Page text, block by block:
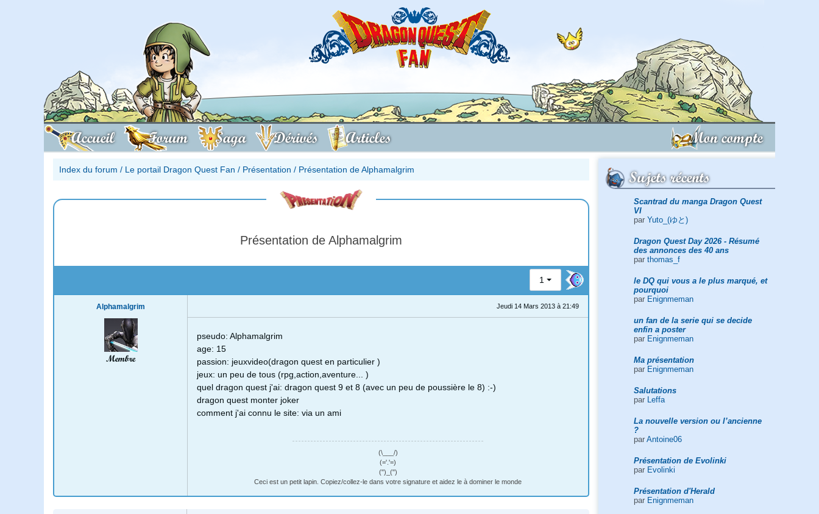
Accueil Forum Saga Dérivés Articles Mon compte
Sujets récents
Scantrad du manga Dragon Quest
VI
par Yuto_(ゆと)
Dragon Quest Day 2026 - Résumé
des annonces des 40 ans
par thomas_f
le DQ qui vous a le plus marqué, et
pourquoi
par Enignmeman
un fan de la serie qui se decide
enfin a poster
par Enignmeman
Ma présentation
par Enignmeman
Salutations
par
Leffa
La nouvelle version ou l’ancienne
?
par Antoine06
Présentation de Evolinki
par Evolinki
Présentation d'Herald
par Enignmeman
Index du forum / Le portail Dragon Quest Fan / Présentation / Présentation de Alphamalgrim
Présentation de Alphamalgrim
1
Alphamalgrim
Membre
Jeudi 14 Mars 2013 à 21:49
pseudo: Alphamalgrim
age: 15
passion: jeuxvideo(dragon quest en particulier )
jeux: un peu de tous (rpg,action,aventure... )
quel dragon quest j'ai: dragon quest 9 et 8 (avec un peu de poussière le 8) :-)
dragon quest monter joker
comment j'ai connu le site: via un ami
(\___/)
(='.'=)
(")_(")
Ceci est un petit lapin. Copiez/collez-le dans votre signature et aidez le à dominer le monde